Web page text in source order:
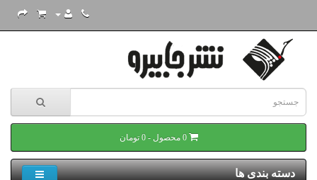
0 محصول - 0 تومان
دسته بندی ها